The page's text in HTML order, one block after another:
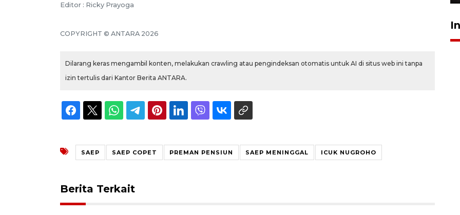
Editor : Ricky Prayoga
COPYRIGHT © ANTARA 2026
Dilarang keras mengambil konten, melakukan crawling atau pengindeksan otomatis untuk AI di situs web ini tanpa
izin tertulis dari Kantor Berita ANTARA.
SAEP SAEP COPET PREMAN PENSIUN SAEP MENINGGAL ICUK NUGROHO
Berita Terkait